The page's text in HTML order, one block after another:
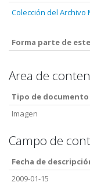
Colección del Archivo
Forma parte de
Area de
Tipo de documento
Imagen
Campo de
Fecha de
2009-01-15